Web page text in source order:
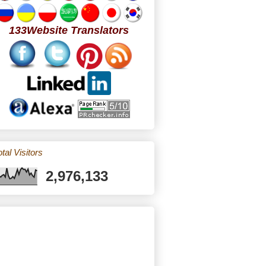
133Website Translators
Visitors
2,976,133